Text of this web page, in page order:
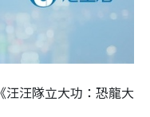
汪汪隊立大功：恐龍大